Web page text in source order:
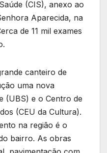
(CIS), anexo ao
Aparecida, na
de 11 mil exames
canteiro de
uma nova
(UBS) e o Centro de
(CEU da Cultura).
na região é o
bairro. As obras